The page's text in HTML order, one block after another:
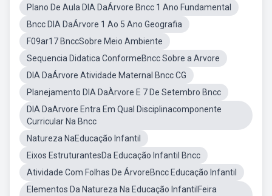
Plano De Aula DIA DaÁrvore Bncc 1 Ano Fundamental
Bncc DIA DaÁrvore 1 Ao 5 Ano Geografia
F09ar17 BnccSobre Meio Ambiente
Sequencia Didatica ConformeBncc Sobre a Arvore
DIA DaÁrvore Atividade Maternal Bncc CG
Planejamento DIA DaÀrvore E 7 De Setembro Bncc
DIA DaArvore Entra Em Qual Disciplinacomponente
Curricular Na Bncc
Natureza NaEducação Infantil
Eixos EstruturantesDa Educação Infantil Bncc
Atividade Com Folhas De ÁrvoreBncc Educação Infantil
Elementos Da Natureza Na Educação InfantilFeira